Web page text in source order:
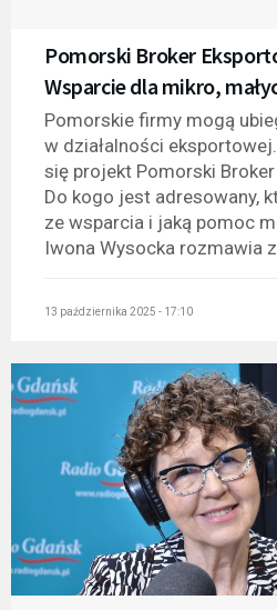
Pomorski Broker
Wsparcie dla mikro,
Pomorskie firmy mogą
w działalności
się projekt Pomorski
Do kogo jest adresowany,
ze wsparcia i jaką pomoc
Iwona Wysocka rozmawia
13 października 2025 - 17:10